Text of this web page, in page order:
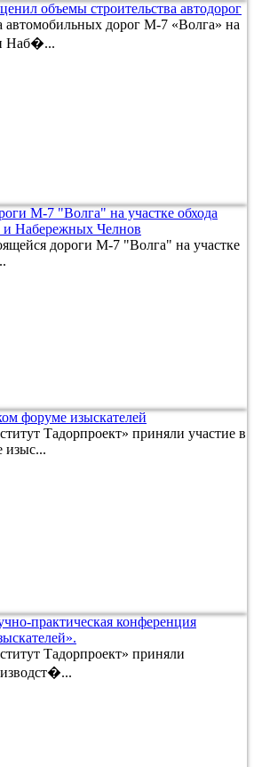
объемы строительства автодорог
автомобильных дорог М-7 «Волга» на
Наб�...
М-7 "Волга" на участке обхода
и Набережных Челнов
дороги М-7 "Волга" на участке
форуме изыскателей
Тадорпроект» приняли участие в
изыс...
практическая конференция
Тадорпроект» приняли